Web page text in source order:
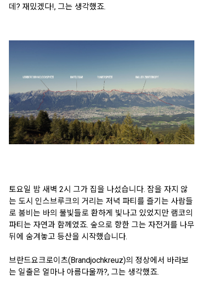
데? 재밌겠다!,그는 생각했죠.
토요일 밤 새벽 2시 그가 집을 나섰습니다. 잠을 자지 않
는 도시 인스브루크의 거리는 저녁 파티를 즐기는 사람들
로 붐비는 바의 불빛들로 환하게 빛나고 있었지만 램코의
파티는 자연과 함께였죠. 숲으로 향한 그는 자전거를 나무
뒤에 숨겨놓고 등산을 시작했습니다.
브란드요크로이츠(Brandjochkreuz)의 정상에서 바라보
는 일출은 얼마나 아름다울까?,그는 생각했죠.